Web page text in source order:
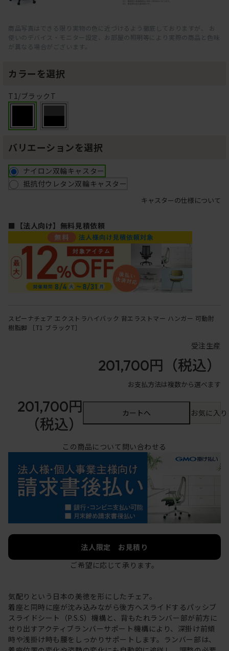
商品写真はできる限り実物の色に近づけるよう徹底しておりますが、 お
使いのデバイス・モニター設定、お部屋の照明等により実際の商品と色味
が異なる場合がございます。
カラーを選択
T1/ブラックT
バリエーションを選択
ナイロン双輪キャスター
抵抗付ウレタン双輪キャスター
キャスターの仕様について
■【法人向け】無料見積依頼
スピーナチェア エクストラハイバック 背エラストマー ハンガー 可動肘
樹脂脚 ［T1 ブラックT］
受注生産
201,700円 （税込）
お支払方法は複数から選べます
201,700円
（税込）
カートへ お気に入
この商品について問い合わせる
法人限定 お見積り
ご希望に応じて承ります。
気配りという日本の美徳を形にしたチェア。
着座と同時に座が沈み込みながら後方へスライドするパッシブ
スライドシート（P.S.S）機構と、背もたれランバー部が前方に
せり出すアクティブランバーサポート機構により、深掛け前傾
時や浅掛け時も腰をしっかりサポートします。ランバー部は、